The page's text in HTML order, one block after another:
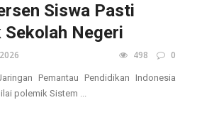
Siswa Pasti
Sekolah Negeri
498 0
Pemantau Pendidikan Indonesia
polemik Sistem ...